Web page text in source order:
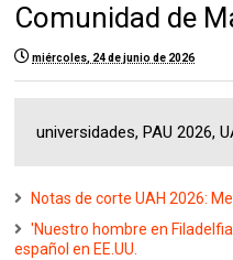
Comunidad de
miércoles, 24 de junio de 2026
universidades, PAU 2026,
Notas de corte UAH 2026:
'Nuestro hombre en
español en EE.UU.